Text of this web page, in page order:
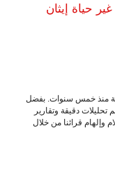
حياة إيثان
منذ خمس سنوات. بفضل
دقيقة وتقارير
وإلهام قرائنا من خلال